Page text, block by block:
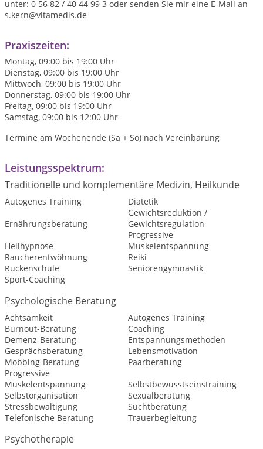
unter: 0 56 82 / 40 44 99 3 oder senden Sie mir eine E-Mail an
s.kern@vitamedis.de
Praxiszeiten:
Montag, 09:00 bis 19:00 Uhr
Dienstag, 09:00 bis 19:00 Uhr
Mittwoch, 09:00 bis 19:00 Uhr
Donnerstag, 09:00 bis 19:00 Uhr
Freitag, 09:00 bis 19:00 Uhr
Samstag, 09:00 bis 12:00 Uhr
Termine am Wochenende (Sa + So) nach Vereinbarung
Leistungsspektrum:
Traditionelle und komplementäre Medizin, Heilkunde
Autogenes Training
Diätetik
Ernährungsberatung
Gewichtsreduktion /
Gewichtsregulation
Heilhypnose
Progressive
Muskelentspannung
Raucherentwöhnung
Reiki
Rückenschule
Seniorengymnastik
Sport-Coaching
Psychologische Beratung
Achtsamkeit
Autogenes Training
Burnout-Beratung
Coaching
Demenz-Beratung
Entspannungsmethoden
Gesprächsberatung
Lebensmotivation
Mobbing-Beratung
Paarberatung
Progressive
Muskelentspannung
Selbstbewusstseinstraining
Selbstorganisation
Sexualberatung
Stressbewältigung
Suchtberatung
Telefonische Beratung
Trauerbegleitung
Psychotherapie